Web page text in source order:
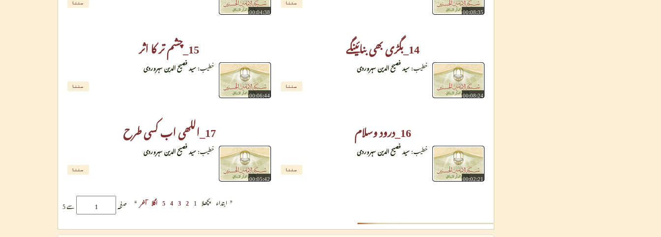
00:08:35
سننا
00:04:38
سننا
14_بگڑی بھی بنائینگے
00:08:24
خطیب:سید فصیح الدین سہروردی
سننا
15_چشم تر کا اثر
00:06:44
خطیب:سید فصیح الدین سہروردی
سننا
16_درود وسلام
00:02:21
خطیب:سید فصیح الدین سہروردی
سننا
17_اللھی اب کسی طرح
00:05:42
خطیب:سید فصیح الدین سہروردی
سننا
صفحہ سے 5 « ابتداء پچھلا 1
2
3
4
5 اگلا آخر »